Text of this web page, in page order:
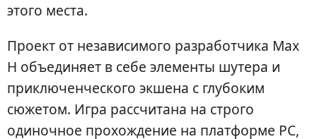
этого места.
Проект от независимого разработчика Max
H объединяет в себе элементы шутера и
приключенческого экшена с глубоким
сюжетом. Игра рассчитана на строго
одиночное прохождение на платформе PC,